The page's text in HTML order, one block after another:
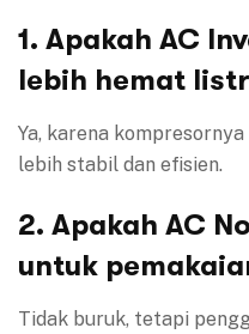
1. Apakah AC
lebih hemat
Ya, karena
lebih stabil dan efisien.
2. Apakah AC
untuk
Tidak buruk, tetapi